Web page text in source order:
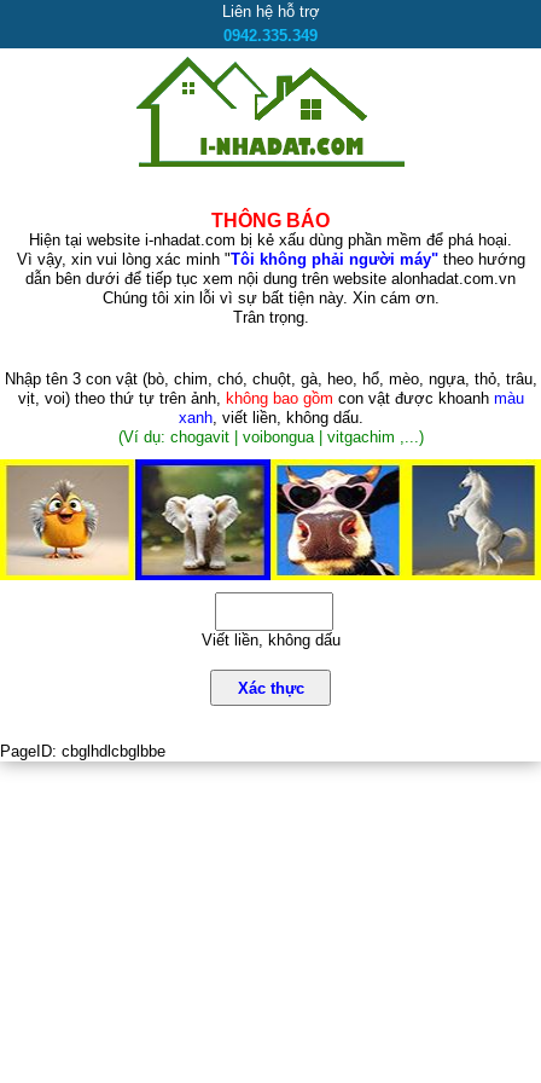
Liên hệ hỗ trợ
0942.335.349
THÔNG BÁO
Hiện tại website i-nhadat.com bị kẻ xấu dùng phần mềm để phá hoại.
Vì vậy, xin vui lòng xác minh "Tôi không phải người máy"theo hướng
dẫn bên dưới để tiếp tục xem nội dung trên website alonhadat.com.vn
Chúng tôi xin lỗi vì sự bất tiện này. Xin cám ơn.
Trân trọng.
Nhập tên 3 con vật (bò, chim, chó, chuột, gà, heo, hổ, mèo, ngựa, thỏ, trâu,
vịt, voi)theo thứ tự trên ảnh, không bao gồm con vật được khoanh màu
xanh, viết liền, không dấu.
(Ví dụ: chogavit | voibongua | vitgachim ,...)
Viết liền, không dấu
Xác thực
PageID: cbglhdlcbglbbe